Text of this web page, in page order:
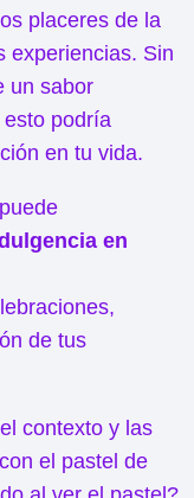
placeres de la
experiencias. Sin
un sabor
podría
en tu vida.
en
de tus
contexto y las
el pastel de